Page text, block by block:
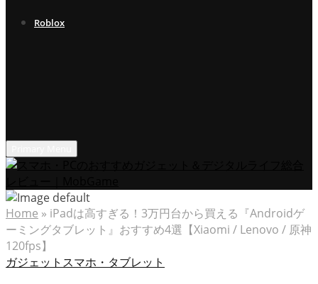
Roblox
Home » iPadは高すぎる！3万円台から買える『Androidゲ
ーミングタブレット』おすすめ4選【Xiaomi / Lenovo / 原神
120fps】
ガジェット スマホ・タブレット